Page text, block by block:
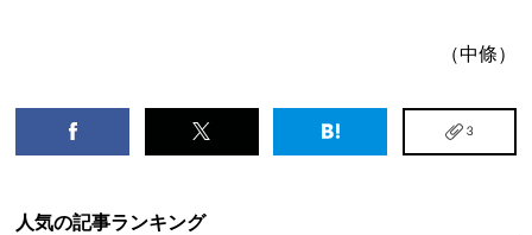
（中條）
3
人気の記事ランキング